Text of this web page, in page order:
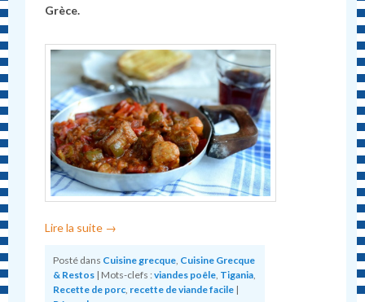
Grèce.
Lire la suite →
Posté dans Cuisine grecque Cuisine Grecque
& Restos | Mots-clefs : viandes poêle Tigania
Recette de porc recette de viande facile |